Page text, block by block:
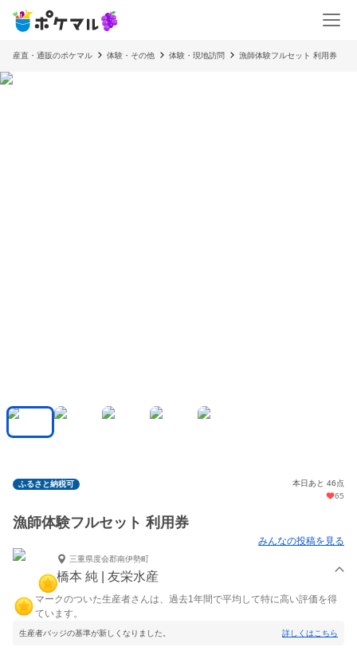
産直・通販のポケマル 体験・その他 体験・現地訪問 漁師体験フルセット 利用券
ふるさと納税可
本日あと 46点
65
漁師体験フルセット 利用券
みんなの投稿を見る
三重県度会郡南伊勢町
橋本 純 | 友栄水産
マークのついた生産者さんは、過去1年間で平均して特に高い評価を得
ています。
生産者バッジの基準が新しくなりました。 詳しくはこちら